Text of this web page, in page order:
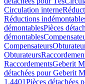
Circulation interne
Réductions
démontablesPièces
démontables
Compensateurs
Obturateurs
RaccordementsGeberit
détachées pour Geberit
1.4401Pièces détachées